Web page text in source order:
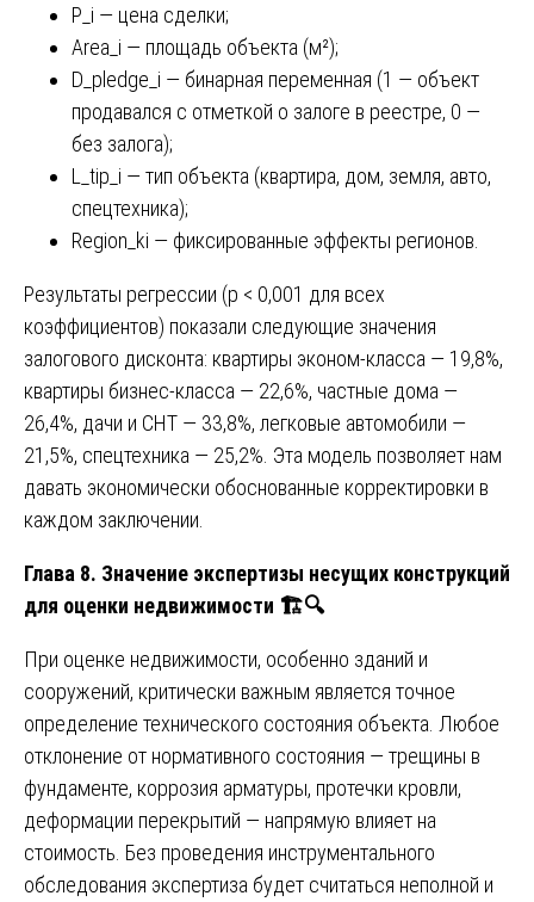
P_i — цена сделки;
Area_i — площадь объекта (м²);
D_pledge_i — бинарная переменная (1 — объект
продавался с отметкой о залоге в реестре, 0 —
без залога);
L_tip_i — тип объекта (квартира, дом, земля, авто,
спецтехника);
Region_ki — фиксированные эффекты регионов.
Результаты регрессии (p < 0,001 для всех
коэффициентов) показали следующие значения
залогового дисконта: квартиры эконом-класса — 19,8%,
квартиры бизнес-класса — 22,6%, частные дома —
26,4%, дачи и СНТ — 33,8%, легковые автомобили —
21,5%, спецтехника — 25,2%. Эта модель позволяет нам
давать экономически обоснованные корректировки в
каждом заключении.
Глава 8. Значение экспертизы несущих конструкций
для оценки недвижимости 🏗️🔍
При оценке недвижимости, особенно зданий и
сооружений, критически важным является точное
определение технического состояния объекта. Любое
отклонение от нормативного состояния — трещины в
фундаменте, коррозия арматуры, протечки кровли,
деформации перекрытий — напрямую влияет на
стоимость. Без проведения инструментального
обследования экспертиза будет считаться неполной и